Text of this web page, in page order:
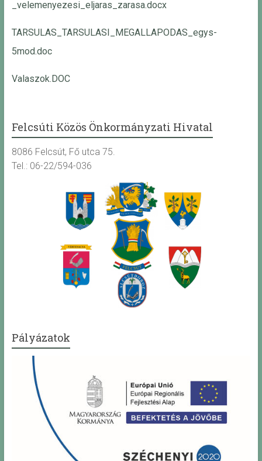
_velemenyezesi_eljaras_zarasa.docx
TARSULAS_TARSULASI_MEGALLAPODAS_egys-
5mod.doc
Valaszok.DOC
Felcsúti Közös Önkormányzati Hivatal
8086 Felcsút, Fő utca 75.
Tel.: 06-22/594-036
Pályázatok